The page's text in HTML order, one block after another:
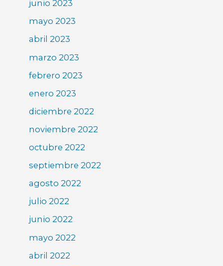
junio 2023
mayo 2023
abril 2023
marzo 2023
febrero 2023
enero 2023
diciembre 2022
noviembre 2022
octubre 2022
septiembre 2022
agosto 2022
julio 2022
junio 2022
mayo 2022
abril 2022